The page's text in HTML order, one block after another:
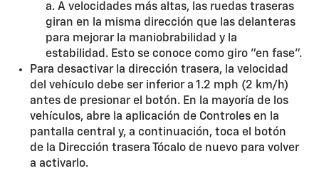
a. A velocidades más altas, las ruedas traseras
giran en la misma dirección que las delanteras
para mejorar la maniobrabilidad y la
estabilidad. Esto se conoce como giro "en fase".
Para desactivar la dirección trasera, la velocidad
del vehículo debe ser inferior a 1.2 mph (2 km/h)
antes de presionar el botón. En la mayoría de los
vehículos, abre la aplicación de Controles en la
pantalla central y, a continuación, toca el botón
de la Dirección trasera Tócalo de nuevo para volver
a activarlo.